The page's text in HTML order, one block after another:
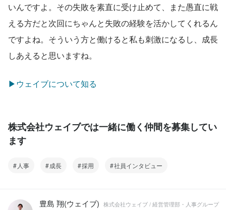
いんですよ。その失敗を素直に受け止めて、また愚直に戦
える方だと次回にちゃんと失敗の経験を活かしてくれるん
ですよね。そういう方と働けると私も刺激になるし、成長
しあえると思いますね。
▶ウェイブについて知る
株式会社ウェイブでは一緒に働く仲間を募集してい
ます
人事 成長 採用 社員インタビュー
豊島 翔(ウェイブ) 株式会社ウェイブ / 経営管理部・人事グループ